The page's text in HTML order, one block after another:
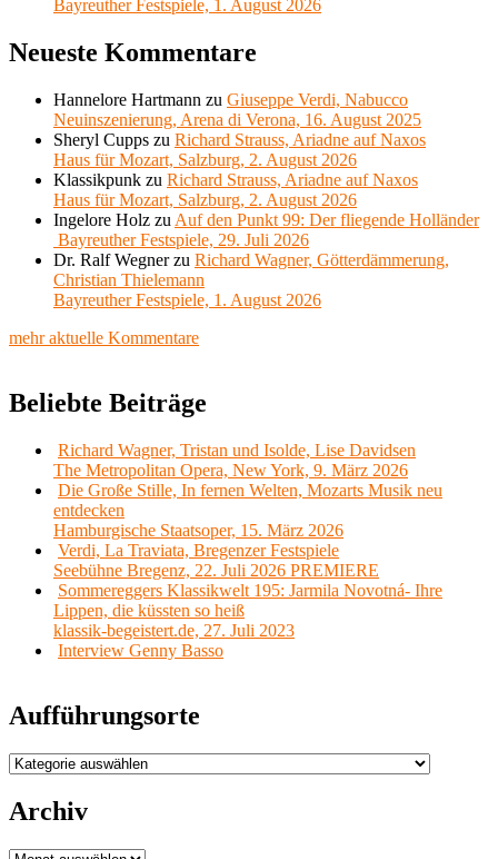
Bayreuther Festspiele, 1. August 2026
Neueste Kommentare
Hannelore Hartmann zu Giuseppe Verdi, Nabucco
Neuinszenierung, Arena di Verona, 16. August 2025
Sheryl Cupps zu Richard Strauss, Ariadne auf Naxos
Haus für Mozart, Salzburg, 2. August 2026
Klassikpunk zu Richard Strauss, Ariadne auf Naxos
Haus für Mozart, Salzburg, 2. August 2026
Ingelore Holz zu Auf den Punkt 99: Der fliegende Holländer
Bayreuther Festspiele, 29. Juli 2026
Dr. Ralf Wegnerzu Richard Wagner, Götterdämmerung,
Christian Thielemann
Bayreuther Festspiele, 1. August 2026
mehr aktuelle Kommentare
Beliebte Beiträge
Richard Wagner, Tristan und Isolde, Lise Davidsen
The Metropolitan Opera, New York, 9. März 2026
Die Große Stille, In fernen Welten, Mozarts Musik neu
entdecken
Hamburgische Staatsoper, 15. März 2026
Verdi, La Traviata, Bregenzer Festspiele
Seebühne Bregenz, 22. Juli 2026 PREMIERE
Sommereggers Klassikwelt 195: Jarmila Novotná- Ihre
Lippen, die küssten so heiß
klassik-begeistert.de, 27. Juli 2023
Interview Genny Basso
Aufführungsorte
Aufführungsorte
Archiv